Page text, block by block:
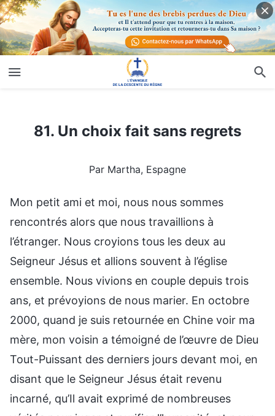
81. Un choix fait sans regrets
Par Martha, Espagne
Mon petit ami et moi, nous nous sommes
rencontrés alors que nous travaillions à
l’étranger. Nous croyions tous les deux au
Seigneur Jésus et allions souvent à l’église
ensemble. Nous vivions en couple depuis trois
ans, et prévoyions de nous marier. En octobre
2000, quand je suis retournée en Chine voir ma
mère, mon voisin a témoigné de l’œuvre de Dieu
Tout-Puissant des derniers jours devant moi, en
disant que le Seigneur Jésus était revenu
incarné, qu’Il avait exprimé de nombreuses